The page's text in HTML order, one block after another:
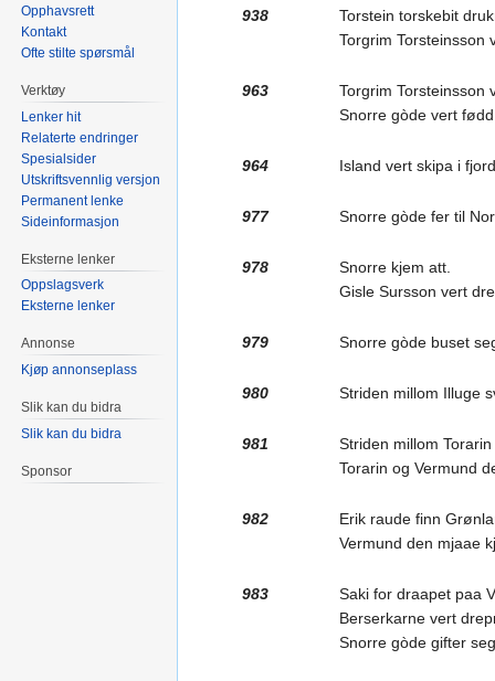
938
Torstein torskebit
Torgrim Torsteinsson
963
Torgrim Torsteinsson
Snorre gòde vert
964 Island vert skipa i
977 Snorre gòde fer til
978
Snorre kjem att.
Gisle Sursson vert
979 Snorre gòde buset
980 Striden millom Illuge
981
Striden millom
Torarin og Vermund
982
Erik raude finn
Vermund den mjaae
983
Saki for draapet paa
Berserkarne vert
Snorre gòde gifter
Opphavsrett
Kontakt
Ofte stilte spørsmål
Verktøy
Lenker hit
Relaterte endringer
Spesialsider
Utskriftsvennlig versjon
Permanent lenke
Sideinformasjon
Eksterne lenker
Oppslagsverk
Eksterne lenker
Annonse
Kjøp annonseplass
Slik kan du bidra
Slik kan du bidra
Sponsor